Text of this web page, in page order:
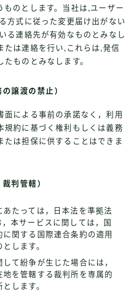
ものとします。当社は,ユーザー
方式に従った変更届け出がない
る連絡先が有効なものとみなし
たは連絡を行い,これらは,発信
ものとみなします。
譲渡の禁止）
面による事前の承諾なく，利用
規約に基づく権利もしくは義務
たは担保に供することはできま
判管轄）
あたっては，日本法を準拠法
，本サービスに関しては，国
に関する国際連合条約の適用
します。
て紛争が生じた場合には，
地を管轄する裁判所を専属的
します。